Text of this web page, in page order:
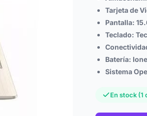
Tarjeta de
Pantalla:
Teclado:
Batería:
Sistema
En stock (1